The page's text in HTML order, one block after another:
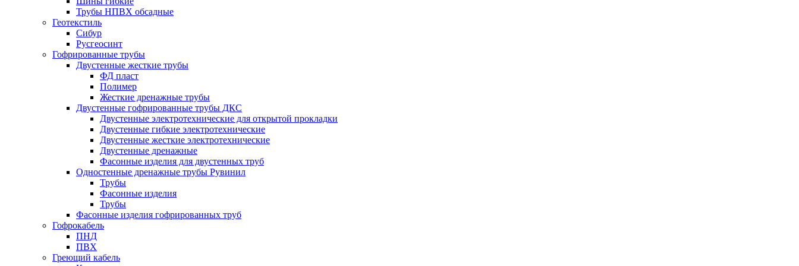
Трубы НПВХ обсадные
Геотекстиль
Сибур
Русгеосинт
Гофрированные трубы
Двустенные жесткие трубы
ФД пласт
Полимер
Жесткие дренажные трубы
Двустенные гофрированные трубы ДКС
Двустенные электротехнические для открытой прокладки
Двустенные гибкие электротехнические
Двустенные жесткие электротехнические
Двустенные дренажные
Фасонные изделия для двустенных труб
Одностенные дренажные трубы Рувинил
Трубы
Фасонные изделия
Трубы
Фасонные изделия гофрированных труб
Гофрокабель
ПНД
ПВХ
Греющий кабель